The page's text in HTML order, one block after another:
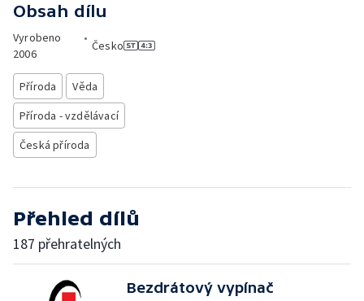
Obsah dílu
Vyrobeno
2006
•
Česko
Příroda
Věda
Příroda - vzdělávací
Česká příroda
Přehled dílů
187 přehratelných
Bezdrátový vypínač